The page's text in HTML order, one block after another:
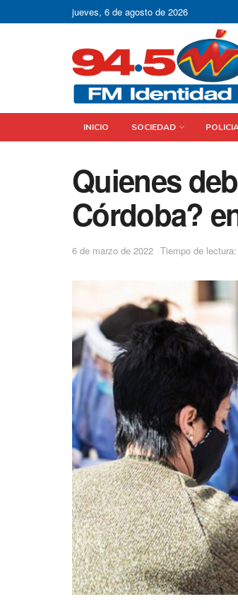
jueves, 6 de agosto de 2026
INICIO SOCIEDAD
Quienes
Córdoba?
6 de marzo de 2022 Tiempo de